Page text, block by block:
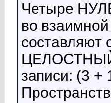
Четыре
во
составляют
ЦЕЛОСТНЫЙ
записи: (3 +